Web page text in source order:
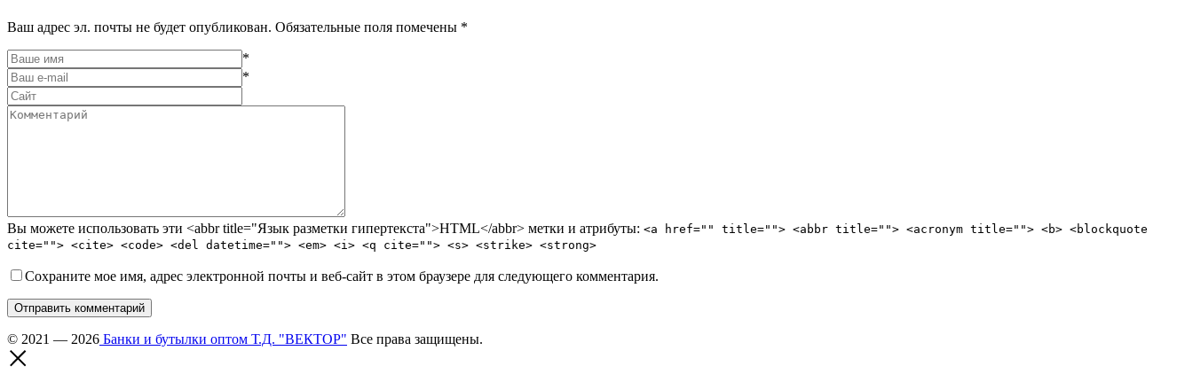
Ваш адрес эл. почты не будет опубликован. Обязательные поля помечены *
*
*
Вы можете использовать эти <abbr title="Язык разметки гипертекста">HTML</abbr> метки и атрибуты: <a href="" title=""> <abbr title=""> <acronym title=""> <b> <blockquote
cite=""> <cite> <code> <del datetime=""> <em> <i> <q cite=""> <s> <strike> <strong>
Сохраните мое имя, адрес электронной почты и веб-сайт в этом браузере для следующего комментария.
Отправить комментарий
© 2021 — 2026 Банки и бутылки оптом Т.Д. "ВЕКТОР" Все права защищены.